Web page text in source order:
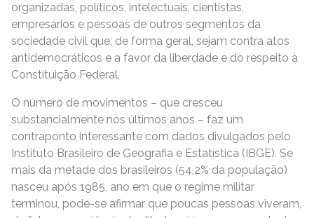
organizadas, políticos, intelectuais, cientistas,
empresários e pessoas de outros segmentos da
sociedade civil que, de forma geral, sejam contra atos
antidemocráticos e a favor da liberdade e do respeito à
Constituição Federal.
O número de movimentos – que cresceu
substancialmente nos últimos anos – faz um
contraponto interessante com dados divulgados pelo
Instituto Brasileiro de Geografia e Estatística (IBGE). Se
mais da metade dos brasileiros (54,2% da população)
nasceu após 1985, ano em que o regime militar
terminou, pode-se afirmar que poucas pessoas viveram,